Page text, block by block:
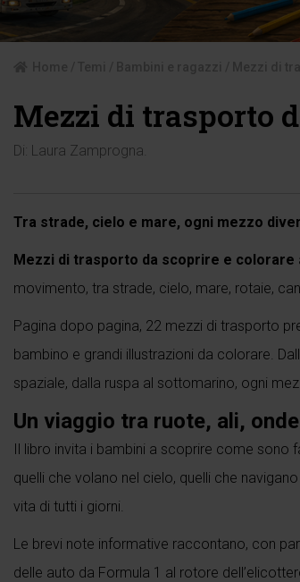
Mezzi di trasporto
Di: Laura Zamprogna
Tra strade, cielo e mare, ogni mezzo
Mezzi di trasporto da scoprire e colorare
movimento, tra strade, cielo, mare, rotaie,
Pagina dopo pagina, 22 mezzi di trasporto
bambino e grandi illustrazioni da colorare.
spaziale, dalla ruspa al sottomarino, ogni
Un viaggio tra ruote, ali,
Il libro invita i bambini a scoprire come sono
quelli che volano nel cielo, quelli che
vita di tutti i giorni.
Le brevi note informative raccontano, con
delle auto da Formula 1 al rotore